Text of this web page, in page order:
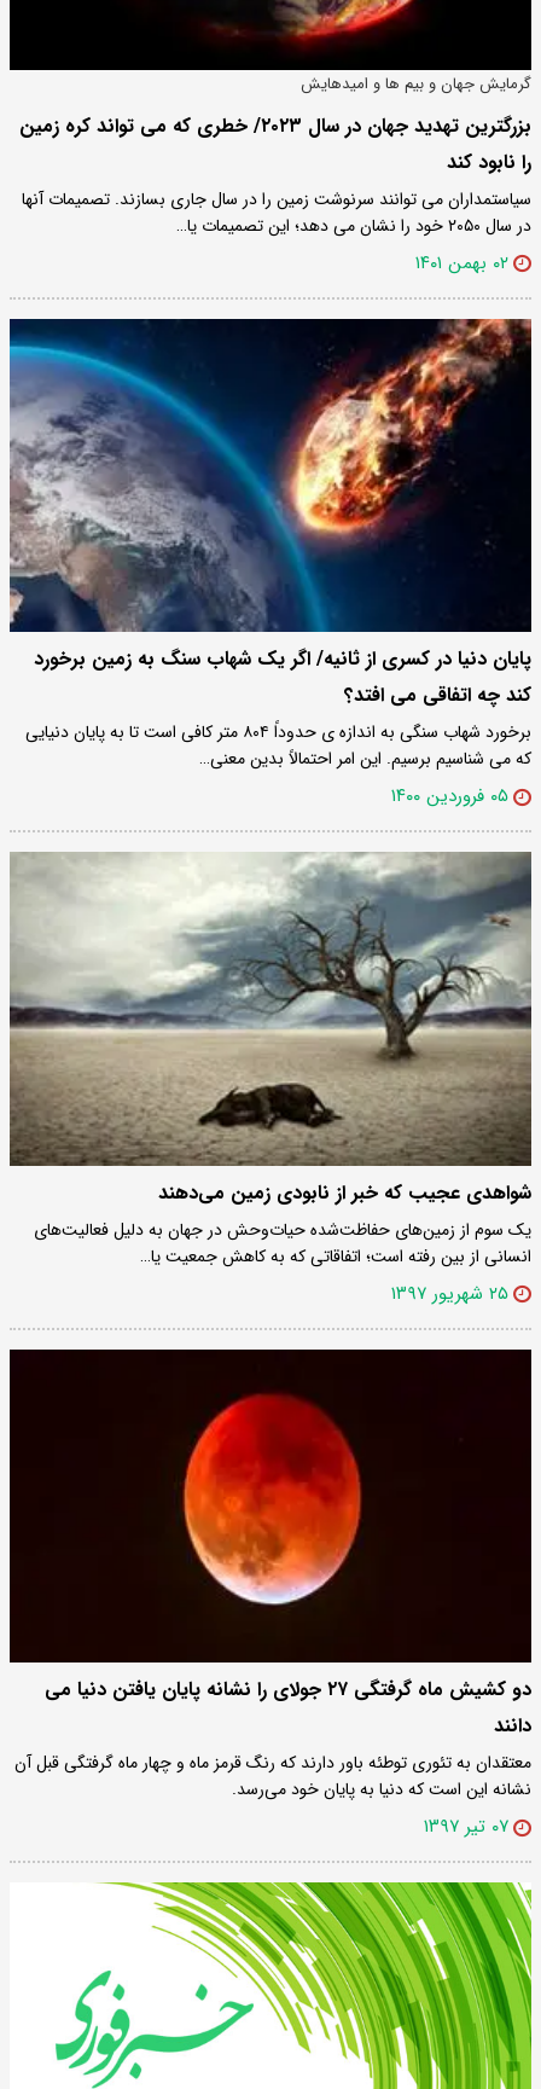
گرمایش جهان و بیم ها و امیدهایش
بزرگترین تهدید جهان در سال ۲۰۲۳/ خطری که می تواند کره زمین
را نابود کند
سیاستمداران می توانند سرنوشت زمین را در سال جاری بسازند. تصمیمات آنها
در سال ۲۰۵۰ خود را نشان می دهد؛ این تصمیمات یا…
۰۲ بهمن ۱۴۰۱
پایان دنیا در کسری از ثانیه/ اگر یک شهاب سنگ به زمین برخورد
کند چه اتفاقی می افتد؟
برخورد شهاب سنگی به اندازه ی حدوداً ۸۰۴ متر کافی است تا به پایان دنیایی
که می شناسیم برسیم. این امر احتمالاً بدین معنی…
۰۵ فروردین ۱۴۰۰
شواهدی عجیب که خبر از نابودی زمین می‌دهند
یک سوم از زمین‌های حفاظت‌شده حیات‌وحش در جهان به دلیل فعالیت‌های
انسانی از بین رفته است؛ اتفاقاتی که به کاهش جمعیت یا…
۲۵ شهریور ۱۳۹۷
دو کشیش ماه گرفتگی ۲۷ جولای را نشانه پایان یافتن دنیا می
دانند
معتقدان به تئوری توطئه باور دارند که رنگ قرمز ماه و چهار ماه گرفتگی قبل آن
نشانه این است که دنیا به پایان خود می‌رسد.
۰۷ تیر ۱۳۹۷